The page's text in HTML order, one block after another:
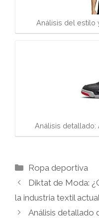
Análisis del estilo
Análisis detallado:
Categorías
Ropa deportiva
Diktat de Moda:
la industria textil
Análisis detallado